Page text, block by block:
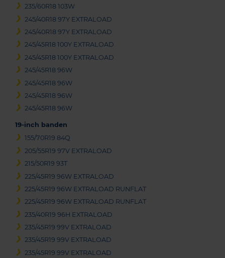
235/60R18 103W
245/40R18 97Y EXTRALOAD
245/40R18 97Y EXTRALOAD
245/45R18 100Y EXTRALOAD
245/45R18 100Y EXTRALOAD
245/45R18 96W
245/45R18 96W
245/45R18 96W
245/45R18 96W
19-inch banden
155/70R19 84Q
205/55R19 97V EXTRALOAD
215/50R19 93T
225/45R19 96W EXTRALOAD
225/45R19 96W EXTRALOAD RUNFLAT
225/45R19 96W EXTRALOAD RUNFLAT
235/40R19 96H EXTRALOAD
235/45R19 99V EXTRALOAD
235/45R19 99V EXTRALOAD
235/45R19 99V EXTRALOAD